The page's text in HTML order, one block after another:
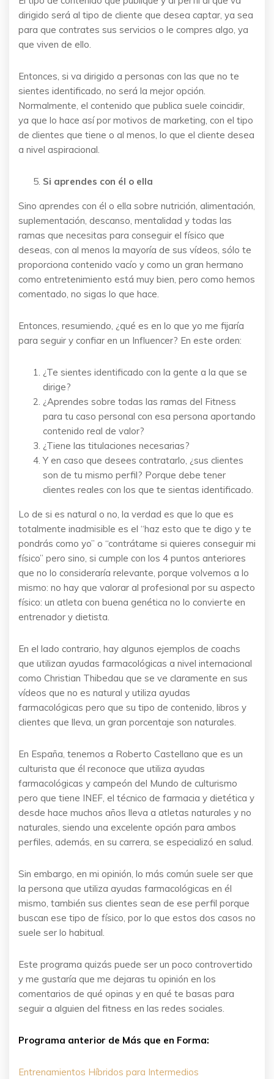
dirigido será al tipo de cliente que desea captar, ya sea
para que contrates sus servicios o le compres algo, ya
que viven de ello.
Entonces, si va dirigido a personas con las que no te
sientes identificado, no será la mejor opción.
Normalmente, el contenido que publica suele coincidir,
ya que lo hace así por motivos de marketing, con el tipo
de clientes que tiene o al menos, lo que el cliente desea
a nivel aspiracional.
Si aprendes con él o ella
Sino aprendes con él o ella sobre nutrición, alimentación,
suplementación, descanso, mentalidad y todas las
ramas que necesitas para conseguir el físico que
deseas, con al menos la mayoría de sus vídeos, sólo te
proporciona contenido vacío y como un gran hermano
como entretenimiento está muy bien, pero como hemos
comentado, no sigas lo que hace.
Entonces, resumiendo, ¿qué es en lo que yo me fijaría
para seguir y confiar en un Influencer? En este orden:
¿Te sientes identificado con la gente a la que se
dirige?
¿Aprendes sobre todas las ramas del Fitness
para tu caso personal con esa persona aportando
contenido real de valor?
¿Tiene las titulaciones necesarias?
Y en caso que desees contratarlo, ¿sus clientes
son de tu mismo perfil? Porque debe tener
clientes reales con los que te sientas identificado.
Lo de si es natural o no, la verdad es que lo que es
totalmente inadmisible es el “haz esto que te digo y te
pondrás como yo” o “contrátame si quieres conseguir mi
físico” pero sino, si cumple con los 4 puntos anteriores
que no lo consideraría relevante, porque volvemos a lo
mismo: no hay que valorar al profesional por su aspecto
físico: un atleta con buena genética no lo convierte en
entrenador y dietista.
En el lado contrario, hay algunos ejemplos de coachs
que utilizan ayudas farmacológicas a nivel internacional
como Christian Thibedau que se ve claramente en sus
vídeos que no es natural y utiliza ayudas
farmacológicas pero que su tipo de contenido, libros y
clientes que lleva, un gran porcentaje son naturales.
En España, tenemos a Roberto Castellano que es un
culturista que él reconoce que utiliza ayudas
farmacológicas y campeón del Mundo de culturismo
pero que tiene INEF, el técnico de farmacia y dietética y
desde hace muchos años lleva a atletas naturales y no
naturales, siendo una excelente opción para ambos
perfiles, además, en su carrera, se especializó en salud.
Sin embargo, en mi opinión, lo más común suele ser que
la persona que utiliza ayudas farmacológicas en él
mismo, también sus clientes sean de ese perfil porque
buscan ese tipo de físico, por lo que estos dos casos no
suele ser lo habitual.
Este programa quizás puede ser un poco controvertido
y me gustaría que me dejaras tu opinión en los
comentarios de qué opinas y en qué te basas para
seguir a alguien del fitness en las redes sociales.
Programa anterior de Más que en Forma:
Entrenamientos Híbridos para Intermedios